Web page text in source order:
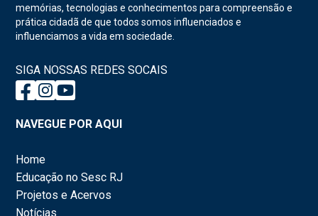
memórias, tecnologias e conhecimentos para compreensão e
prática cidadã de que todos somos influenciados e
influenciamos a vida em sociedade.
SIGA NOSSAS REDES SOCAIS
NAVEGUE POR AQUI
Home
Educação no Sesc RJ
Projetos e Acervos
Notícias